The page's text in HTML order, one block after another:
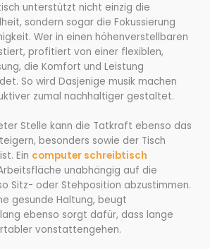
unterstützt nicht einzig die
sondern sogar die Fokussierung
Wer in einen höhenverstellbaren
profitiert von einer flexiblen,
die Komfort und Leistung
So wird Dasjenige musik machen
zumal nachhaltiger gestaltet.
Stelle kann die Tatkraft ebenso das
besonders sowie der Tisch
Ein computer schreibtisch
unabhängig auf die
Sitz- oder Stehposition abzustimmen.
gesunde Haltung, beugt
ebenso sorgt dafür, dass lange
vonstattengehen.